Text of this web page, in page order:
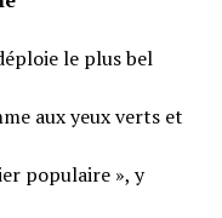
le plus bel
aux yeux verts et
populaire », y